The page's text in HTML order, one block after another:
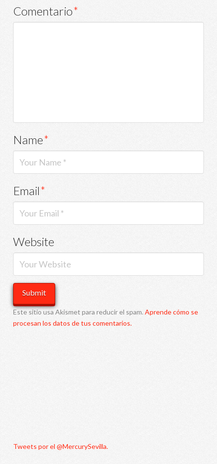
Comentario*
Name*
Email*
Website
Este sitio usa Akismet para reducir el spam. Aprende cómo se
procesan los datos de tus comentarios.
Tweets por el @MercurySevilla.